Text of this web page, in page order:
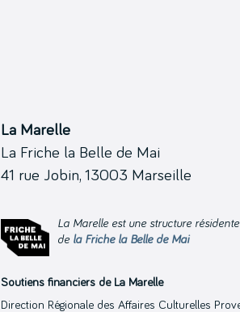
La Marelle
La Friche la Belle de Mai
41 rue Jobin, 13003 Marseille
La Marelle est une structure
de la Friche la Belle de Mai
Soutiens financiers de La Marelle
Direction Régionale des Affaires Culturelles